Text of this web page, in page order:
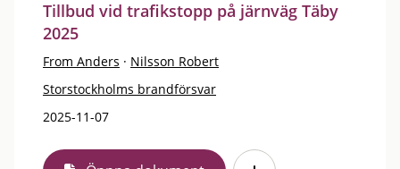
Tillbud vid trafikstopp på järnväg Täby
2025
From Anders · Nilsson Robert
Storstockholms brandförsvar
2025-11-07